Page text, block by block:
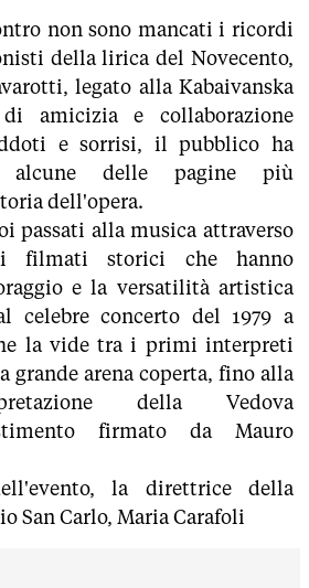
non sono mancati i ricordi
della lirica del Novecento,
legato alla Kabaivanska
amicizia e collaborazione
e sorrisi, il pubblico ha
alcune delle pagine più
dell'opera.
passati alla musica attraverso
filmati storici che hanno
e la versatilità artistica
celebre concerto del 1979 a
la vide tra i primi interpreti
arena coperta, fino alla
della Vedova
firmato da Mauro
la direttrice della
San Carlo, Maria Carafoli